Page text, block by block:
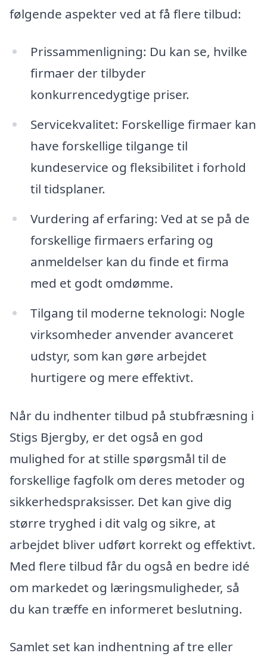
følgende aspekter ved at få flere tilbud:
Prissammenligning: Du kan se, hvilke
firmaer der tilbyder
konkurrencedygtige priser.
Servicekvalitet: Forskellige firmaer kan
have forskellige tilgange til
kundeservice og fleksibilitet i forhold
til tidsplaner.
Vurdering af erfaring: Ved at se på de
forskellige firmaers erfaring og
anmeldelser kan du finde et firma
med et godt omdømme.
Tilgang til moderne teknologi: Nogle
virksomheder anvender avanceret
udstyr, som kan gøre arbejdet
hurtigere og mere effektivt.
Når du indhenter tilbud på stubfræsning i
Stigs Bjergby, er det også en god
mulighed for at stille spørgsmål til de
forskellige fagfolk om deres metoder og
sikkerhedspraksisser. Det kan give dig
større tryghed i dit valg og sikre, at
arbejdet bliver udført korrekt og effektivt.
Med flere tilbud får du også en bedre idé
om markedet og læringsmuligheder, så
du kan træffe en informeret beslutning.
Samlet set kan indhentning af tre eller